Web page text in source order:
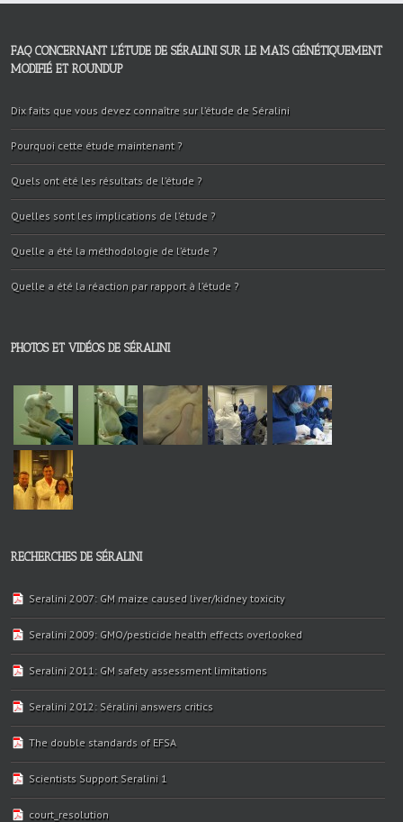
FAQ CONCERNANT L’ÉTUDE DE SÉRALINI SUR LE MAÏS GÉNÉTIQUEMENT
MODIFIÉ ET ROUNDUP
Dix faits que vous devez connaître sur l’étude de Séralini
Pourquoi cette étude maintenant ?
Quels ont été les résultats de l’étude ?
Quelles sont les implications de l’étude ?
Quelle a été la méthodologie de l’étude ?
Quelle a été la réaction par rapport à l’étude ?
PHOTOS ET VIDÉOS DE SÉRALINI
RECHERCHES DE SÉRALINI
Seralini 2007: GM maize caused liver/kidney toxicity
Seralini 2009: GMO/pesticide health effects overlooked
Seralini 2011: GM safety assessment limitations
Seralini 2012: Séralini answers critics
The double standards of EFSA
Scientists Support Seralini 1
court_resolution